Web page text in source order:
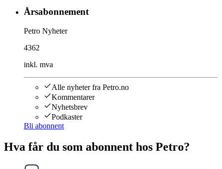
Årsabonnement
Petro Nyheter
4362
inkl. mva
Alle nyheter fra Petro.no
Kommentarer
Nyhetsbrev
Podkaster
Bli abonnent
Hva får du som abonnent hos Petro?